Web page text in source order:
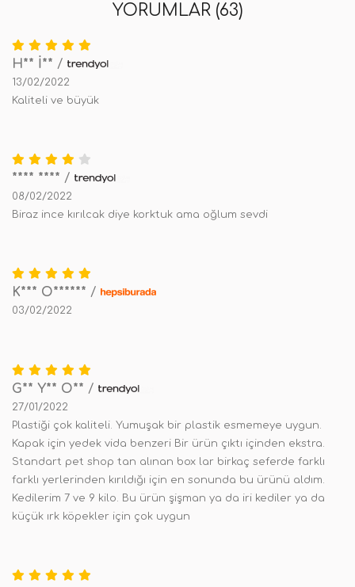
YORUMLAR (63)
H** İ** /
13/02/2022
Kaliteli ve büyük
**** **** /
08/02/2022
Biraz ince kırılcak diye korktuk ama oğlum sevdi
K*** O****** /
03/02/2022
G** Y** O** /
27/01/2022
Plastiği çok kaliteli. Yumuşak bir plastik esmemeye uygun.
Kapak için yedek vida benzeri Bir ürün çıktı içinden ekstra.
Standart pet shop tan alınan box lar birkaç seferde farklı
farklı yerlerinden kırıldığı için en sonunda bu ürünü aldım.
Kedilerim 7 ve 9 kilo. Bu ürün şişman ya da iri kediler ya da
küçük ırk köpekler için çok uygun